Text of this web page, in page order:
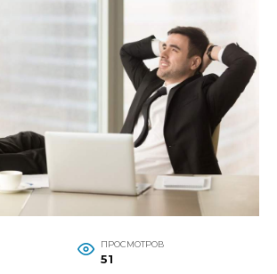
ПРОСМОТРОВ
51